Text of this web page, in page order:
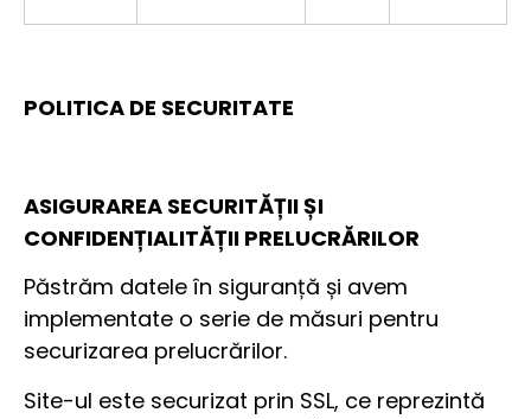
POLITICA DE SECURITATE
ASIGURAREA SECURITĂȚII ȘI
CONFIDENȚIALITĂȚII PRELUCRĂRILOR
Păstrăm datele în siguranță și avem
implementate o serie de măsuri pentru
securizarea prelucrărilor.
Site-ul este securizat prin SSL, ce reprezintă